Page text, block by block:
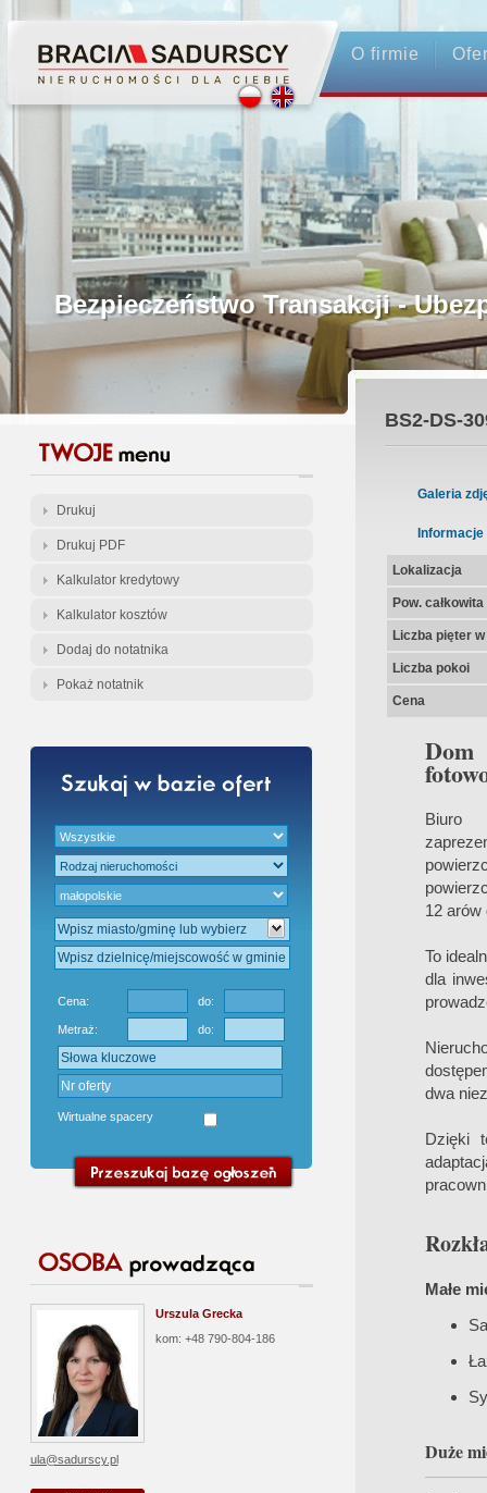
O firmie
Profesjonalne Pośrednictwo
Bezpieczeństwo Transakcji -
Licencjonowani Pośrednicy
Gwarancja Zwrotu Zadatku
Gratis - Przedwstępna Umowa
Drukuj
Drukuj PDF
Kalkulator kredytowy
Kalkulator kosztów
Dodaj do notatnika
Pokaż notatnik
Cena: do:
Metraż: do:
Wirtualne spacery
Urszula Grecka
kom: +48 790-804-186
ula@sadurscy.pl
BS2-DS-
Galeria
Informacje
Lokalizacja
Pow.
Liczba pięter
Liczba pokoi
Cena
Dom
Biuro
12 arów
To
dla
dwa
Dzięki
Małe
Duże